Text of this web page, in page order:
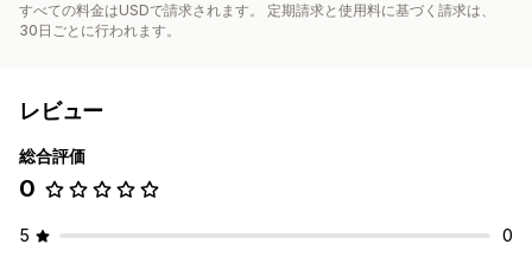
すべての料金はUSDで請求されます。 定期請求と使用料に基づく請求は、
30日ごとに行われます。
レビュー
総合評価
0
5
0